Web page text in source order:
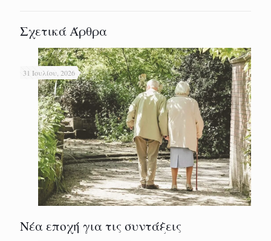
Σχετικά Άρθρα
31 Ιουλίου, 2026
Νέα εποχή για τις συντάξεις